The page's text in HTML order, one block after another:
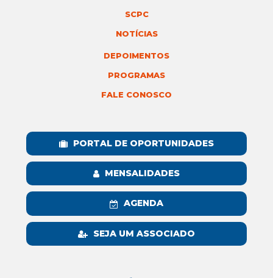
SCPC
NOTÍCIAS
DEPOIMENTOS
PROGRAMAS
FALE CONOSCO
PORTAL DE OPORTUNIDADES
MENSALIDADES
AGENDA
SEJA UM ASSOCIADO